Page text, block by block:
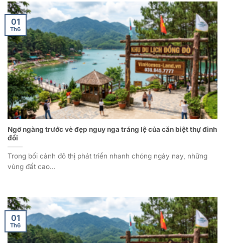
Ngỡ ngàng trước vẻ đẹp nguy nga tráng lệ của căn biệt thự đỉnh
đồi
Trong bối cảnh đô thị phát triển nhanh chóng ngày nay, những
vùng đất cao...
01
Th6
01
Th6